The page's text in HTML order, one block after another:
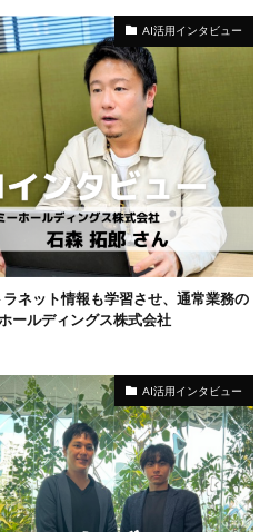
AI活用インタビュー
ネット情報も学習させ、通常業務の
ールディングス株式会社
AI活用インタビュー